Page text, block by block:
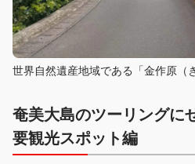
世界自然遺産地域である「金作原（
奄美大島のツーリング
要観光スポット編